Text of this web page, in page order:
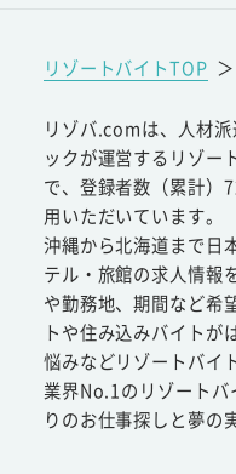
リゾートバイトTOP ＞
リゾバ.comは、人材
ックが運営するリゾー
で、登録者数（累計）
用いただいています。
沖縄から北海道まで日
テル・旅館の求人情報
や勤務地、期間など希
トや住み込みバイトが
悩みなどリゾートバイ
業界No.1のリゾートバ
りのお仕事探しと夢の